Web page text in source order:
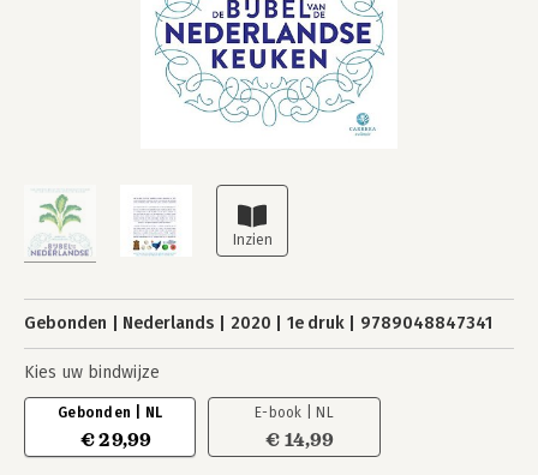
Gebonden Nederlands 2020 1e druk 9789048847341
Kies uw bindwijze
Gebonden | NL
€ 29,99
E-book | NL
€ 14,99